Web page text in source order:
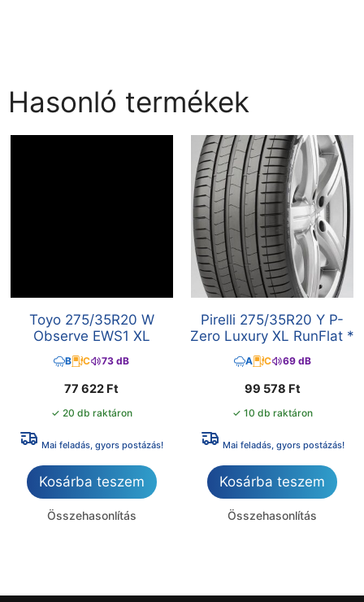
Hasonló termékek
Toyo 275/35R20 W
Observe EWS1 XL
B C 73 dB
77 622 Ft
✓ 20 db raktáron
Mai feladás, gyors postázás!
Kosárba teszem
Összehasonlítás
Pirelli 275/35R20 Y P-
Zero Luxury XL RunFlat *
A C 69 dB
99 578 Ft
✓ 10 db raktáron
Mai feladás, gyors postázás!
Kosárba teszem
Összehasonlítás